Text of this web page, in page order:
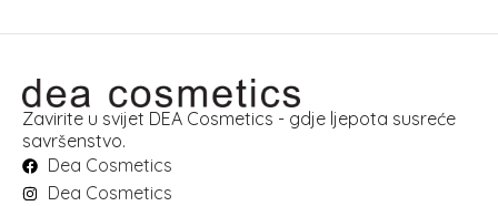
Zavirite u svijet DEA Cosmetics - gdje ljepota susreće
savršenstvo.
Dea Cosmetics
Dea Cosmetics